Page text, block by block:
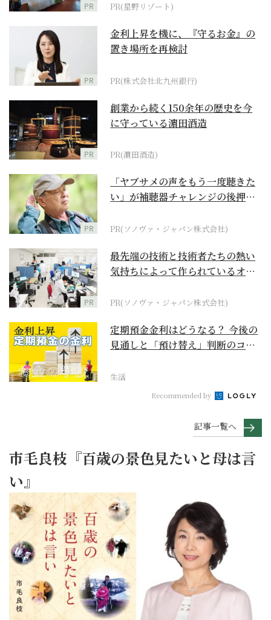
PR PR(星野リゾート)
PR
金利上昇を機に、『守るお金』の
置き場所を再検討
PR(株式会社北九州銀行)
PR
創業から続く150余年の歴史を今
に守っている濵田酒造
PR(濵田酒造)
PR
「ヤブサメの声をもう一度聴きた
い」が補聴器チャレンジの後押し
PR(ソノヴァ・ジャパン株式会社)
PR
最先端の技術と技術者たちの熱い
気持ちによって作られているオー
PR(ソノヴァ・ジャパン株式会社)
定期預金金利はどうなる？ 今後の
見通しと「預け替え」判断のコツ
生活
Recommended by
記事一覧へ
市毛良枝『百歳の景色見たいと母は言
い』